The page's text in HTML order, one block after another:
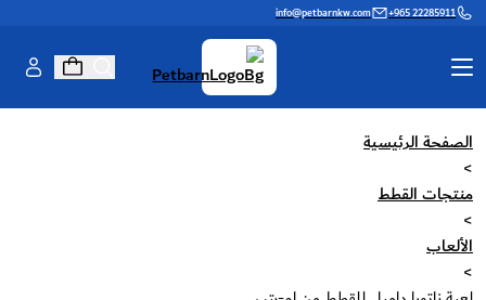
+965 22285911
info@petbarnkw.com
العلامات التجارية
جدار القطط
الصفحة الرئيسية
>
منتجات القطط
>
الألعاب
>